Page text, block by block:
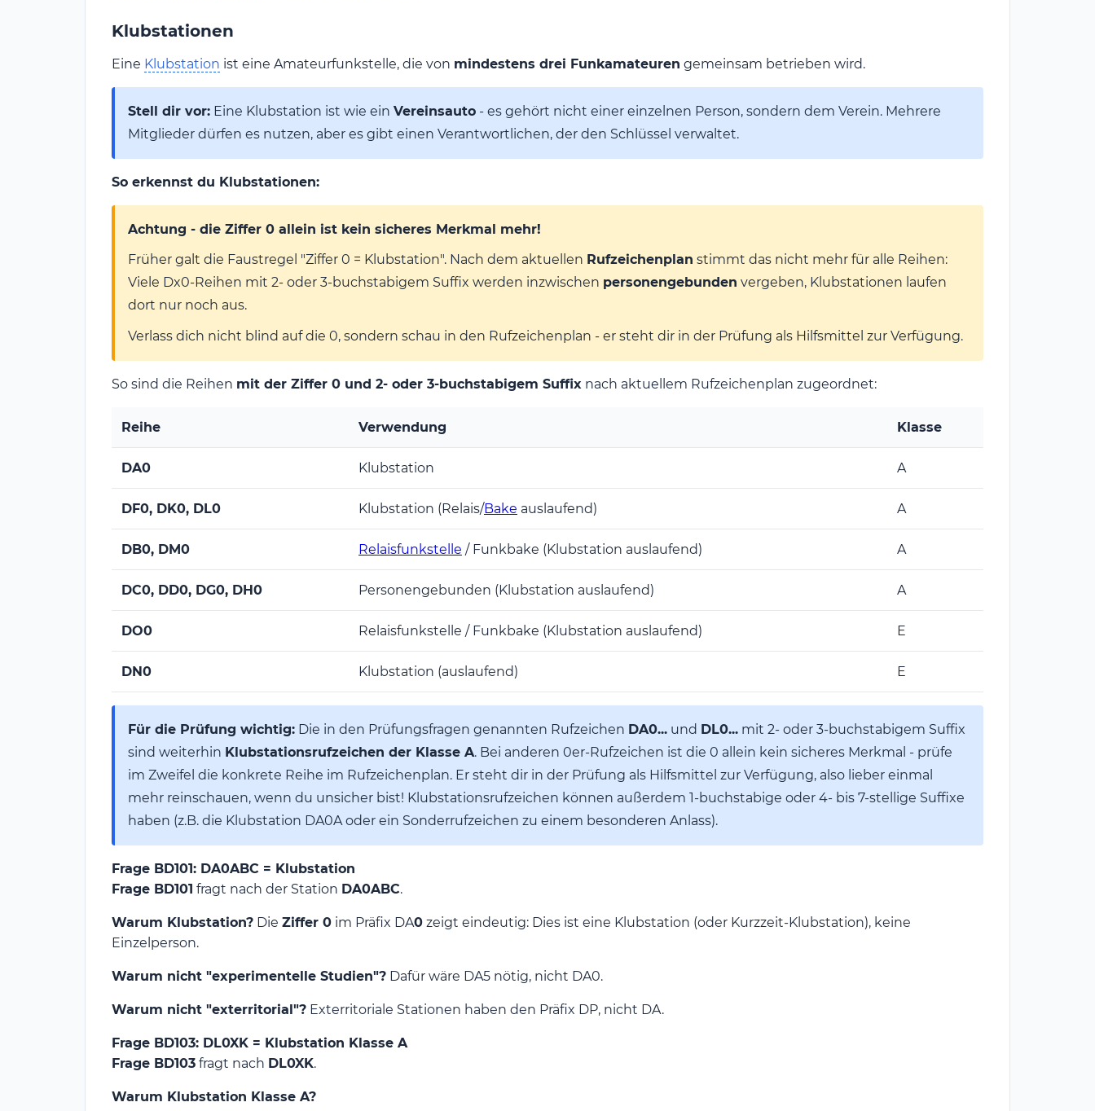
Klubstationen
Eine Klubstation ist eine Amateurfunkstelle, die von mindestens drei Funkamateuren gemeinsam betrieben wird.
Stell dir vor: Eine Klubstation ist wie ein Vereinsauto - es gehört nicht einer einzelnen Person, sondern dem Verein. Mehrere
Mitglieder dürfen es nutzen, aber es gibt einen Verantwortlichen, der den Schlüssel verwaltet.
So erkennst du Klubstationen:
Achtung - die Ziffer 0 allein ist kein sicheres Merkmal mehr!
Früher galt die Faustregel "Ziffer 0 = Klubstation". Nach dem aktuellen Rufzeichenplan stimmt das nicht mehr für alle Reihen:
Viele Dx0-Reihen mit 2- oder 3-buchstabigem Suffix werden inzwischen personengebunden vergeben, Klubstationen laufen
dort nur noch aus.
Verlass dich nicht blind auf die 0, sondern schau in den Rufzeichenplan - er steht dir in der Prüfung als Hilfsmittel zur Verfügung.
So sind die Reihen mit der Ziffer 0 und 2- oder 3-buchstabigem Suffix nach aktuellem Rufzeichenplan zugeordnet:
Reihe Verwendung Klasse
DA0 Klubstation A
DF0, DK0, DL0 Klubstation (Relais/Bake auslaufend) A
DB0, DM0 Relaisfunkstelle / Funkbake (Klubstation auslaufend) A
DC0, DD0, DG0, DH0 Personengebunden (Klubstation auslaufend) A
DO0 Relaisfunkstelle / Funkbake (Klubstation auslaufend) E
DN0 Klubstation (auslaufend) E
Für die Prüfung wichtig: Die in den Prüfungsfragen genannten Rufzeichen DA0... und DL0... mit 2- oder 3-buchstabigem Suffix
sind weiterhin Klubstationsrufzeichen der Klasse A. Bei anderen 0er-Rufzeichen ist die 0 allein kein sicheres Merkmal - prüfe
im Zweifel die konkrete Reihe im Rufzeichenplan. Er steht dir in der Prüfung als Hilfsmittel zur Verfügung, also lieber einmal
mehr reinschauen, wenn du unsicher bist! Klubstationsrufzeichen können außerdem 1-buchstabige oder 4- bis 7-stellige Suffixe
haben (z.B. die Klubstation DA0A oder ein Sonderrufzeichen zu einem besonderen Anlass).
Frage BD101: DA0ABC = Klubstation
Frage BD101 fragt nach der Station DA0ABC.
Warum Klubstation? Die Ziffer 0 im Präfix DA0 zeigt eindeutig: Dies ist eine Klubstation (oder Kurzzeit-Klubstation), keine
Einzelperson.
Warum nicht "experimentelle Studien"? Dafür wäre DA5 nötig, nicht DA0.
Warum nicht "exterritorial"? Exterritoriale Stationen haben den Präfix DP, nicht DA.
Frage BD103: DL0XK = Klubstation Klasse A
Frage BD103 fragt nach DL0XK.
Warum Klubstation Klasse A?